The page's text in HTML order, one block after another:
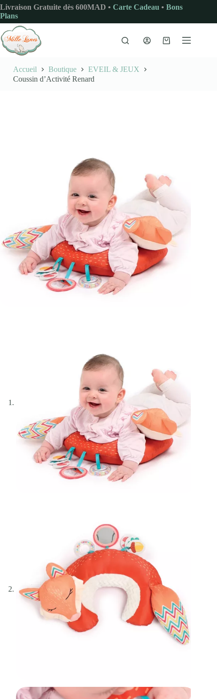
Passer
au
contenu
Livraison Gratuite dès 600MAD • Carte Cadeau • Bons
Plans
Panier
Accueil Boutique
EVEIL & JEUX
Coussin d’Activité Renard